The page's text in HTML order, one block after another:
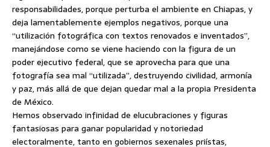
responsabilidades, porque perturba el ambiente en Chiapas, y
deja lamentablemente ejemplos negativos, porque una
“utilización fotográfica con textos renovados e inventados”,
manejándose como se viene haciendo con la figura de un
poder ejecutivo federal, que se aprovecha para que una
fotografía sea mal “utilizada”, destruyendo civilidad, armonía
y paz, más allá de que dejan quedar mal a la propia Presidenta
de México.
Hemos observado infinidad de elucubraciones y figuras
fantasiosas para ganar popularidad y notoriedad
electoralmente, tanto en gobiernos sexenales priístas,